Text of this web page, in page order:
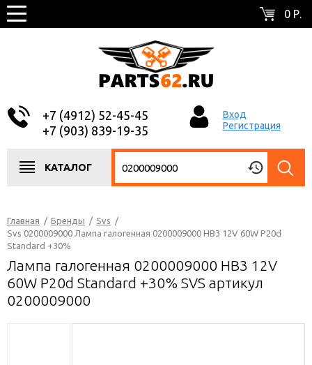
0 Р.
+7 (4912) 52-45-45
+7 (903) 839-19-35
Вход
Регистрация
КАТАЛОГ
Главная / Бренды / Svs /
Svs 0200009000 Лампа галогенная 0200009000 HB3 12V 60W P20d
Standard +30%
Лампа галогенная 0200009000 HB3 12V
60W P20d Standard +30% SVS артикул
0200009000